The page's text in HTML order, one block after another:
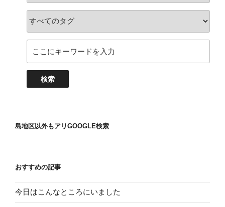
島地区以外もアリGOOGLE検索
おすすめの記事
今日はこんなところにいました